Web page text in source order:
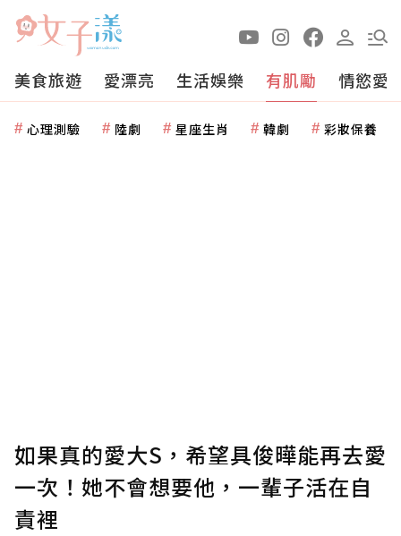
美食旅遊 愛漂亮 生活娛樂 有肌勵 情慾愛
心理測驗 陸劇 星座生肖 韓劇 彩妝保養
如果真的愛大S，希望具俊曄能再去愛
一次！她不會想要他，一輩子活在自
責裡